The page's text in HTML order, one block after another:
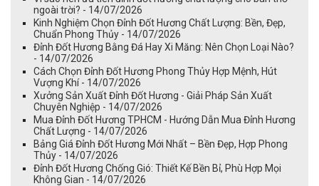
ngoài trời? - 14/07/2026
Kinh Nghiệm Chọn Đỉnh Đốt Hương Chất Lượng: Bền, Đẹp,
Chuẩn Phong Thủy - 14/07/2026
Đỉnh Đốt Hương Bằng Đá Hay Xi Măng: Nên Chọn Loại Nào?
- 14/07/2026
Cách Chọn Đỉnh Đốt Hương Phong Thủy Hợp Mệnh, Hút
Vượng Khí - 14/07/2026
Xưởng Sản Xuất Đỉnh Đốt Hương - Giải Pháp Sản Xuất
Chuyên Nghiệp - 14/07/2026
Mua Đỉnh Đốt Hương TPHCM - Hướng Dẫn Mua Đỉnh Hương
Chất Lượng - 14/07/2026
Bảng Giá Đỉnh Đốt Hương Mới Nhất – Bền Đẹp, Hợp Phong
Thủy - 14/07/2026
Đỉnh Đốt Hương Chống Gió: Thiết Kế Bền Bỉ, Phù Hợp Mọi
Không Gian - 14/07/2026